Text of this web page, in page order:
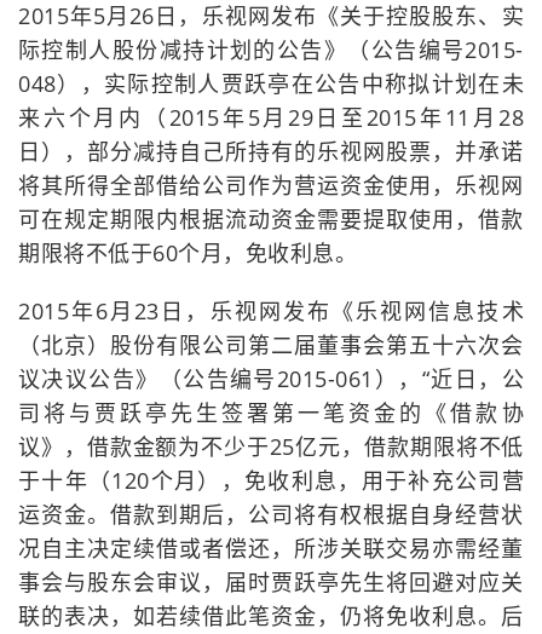
2015年5月26日，乐视网发布《关于控股股东、实
际控制人股份减持计划的公告》（公告编号2015-
048），实际控制人贾跃亭在公告中称拟计划在未
来六个月内（2015年5月29日至2015年11月28
日），部分减持自己所持有的乐视网股票，并承诺
将其所得全部借给公司作为营运资金使用，乐视网
可在规定期限内根据流动资金需要提取使用，借款
期限将不低于60个月，免收利息。
2015年6月23日，乐视网发布《乐视网信息技术
（北京）股份有限公司第二届董事会第五十六次会
议决议公告》（公告编号2015-061），“近日，公
司将与贾跃亭先生签署第一笔资金的《借款协
议》，借款金额为不少于25亿元，借款期限将不低
于十年（120个月），免收利息，用于补充公司营
运资金。借款到期后，公司将有权根据自身经营状
况自主决定续借或者偿还，所涉关联交易亦需经董
事会与股东会审议，届时贾跃亭先生将回避对应关
联的表决，如若续借此笔资金，仍将免收利息。后